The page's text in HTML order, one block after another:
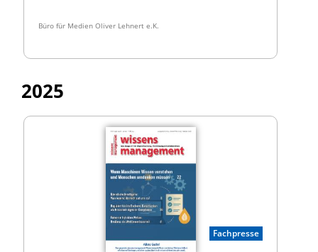
Büro für Medien Oliver Lehnert e.K.
2025
Fachpresse